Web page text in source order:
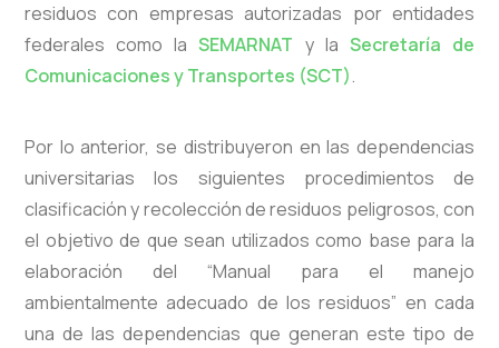
residuos con empresas autorizadas por entidades
federales como laSEMARNAT y la Secretaría de
Comunicaciones y Transportes (SCT).
Por lo anterior, se distribuyeron en las dependencias
universitarias los siguientes procedimientos de
clasificación y recolección de residuos peligrosos, con
el objetivo de que sean utilizados como base para la
elaboración del “Manual para el manejo
ambientalmente adecuado de los residuos” en cada
una de las dependencias que generan este tipo de